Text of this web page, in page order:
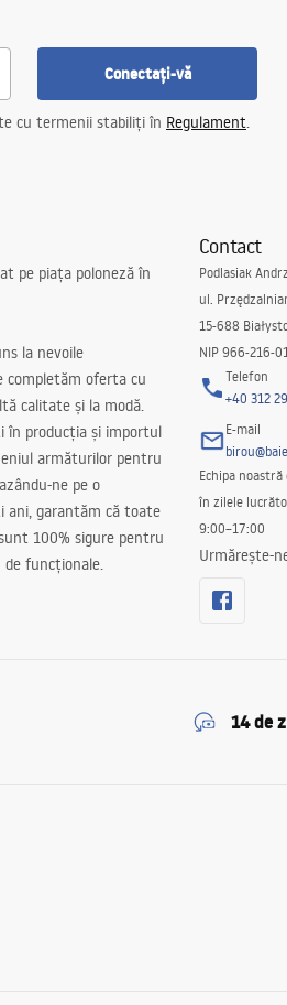
Conectați-vă
cu termenii stabiliți în Regulament.
pe piața poloneză în
la nevoile
completăm oferta cu
calitate și la modă.
în producția și importul
armăturilor pentru
ne pe o
ani, garantăm că toate
100% sigure pentru
funcționale.
Contact
Podlasiak
ul.
15-688
NIP 966-216-
Telefon
+40 312
E-mail
Echipa
în zilele
9:00–17:00
Urmărește-
14 de